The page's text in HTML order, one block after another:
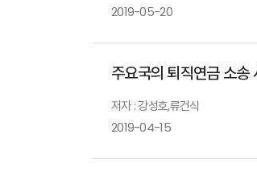
2019-05-20
주요국의 퇴직연금 소송
저자 : 강성호,류건식
2019-04-15